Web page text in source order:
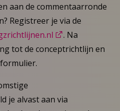
aan de commentaarronde
Registreer je via de
. Na
tot de conceptrichtlijn en
je alvast aan via